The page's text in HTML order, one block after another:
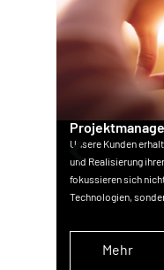
Unsere Kunden
und Realisierung
fokussieren sich
Technologien,
Mehr